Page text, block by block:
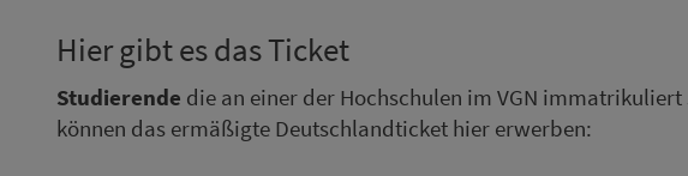
Hier gibt es das Ticket
Stu­die­rende die an einer der Hoch­schu­len im VGN
können das ermäßigte Deutschland­ticket hier er­wer­ben: